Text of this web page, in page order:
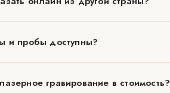
и пробы доступны?
гравирование в стоимость?